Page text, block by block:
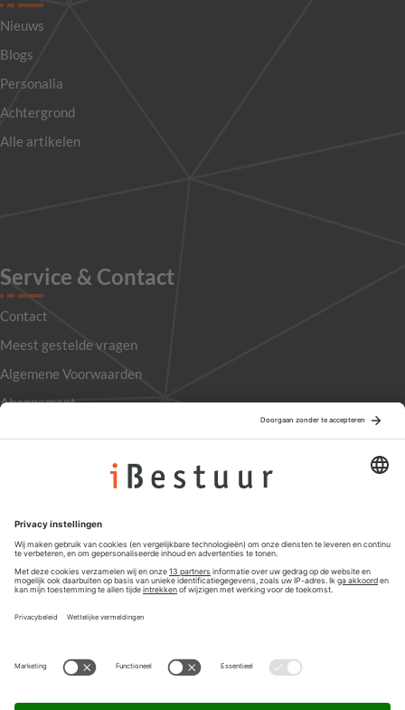
Nieuws
Blogs
Personalia
Achtergrond
Alle artikelen
Service & Contact
Contact
Meest gestelde vragen
Algemene Voorwaarden
Abonnement
Privacyinstellingen